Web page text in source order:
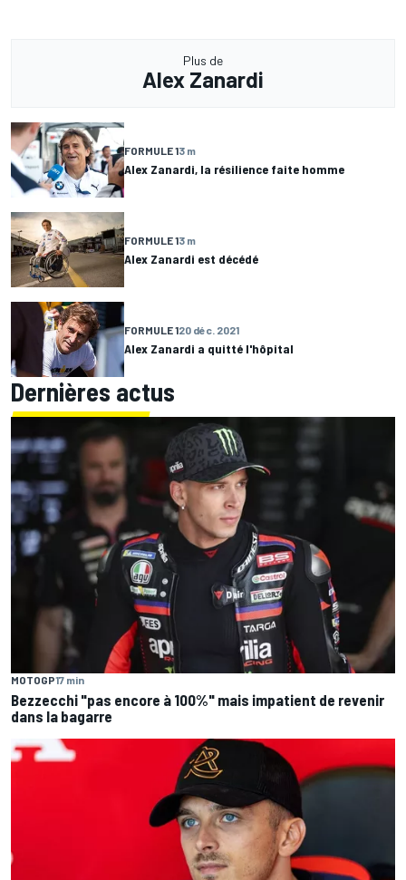
Plus de
Alex Zanardi
FORMULE 13 m
Alex Zanardi, la résilience faite homme
FORMULE 13 m
Alex Zanardi est décédé
FORMULE 120 déc. 2021
Alex Zanardi a quitté l'hôpital
Dernières actus
MOTOGP17 min
Bezzecchi "pas encore à 100%" mais impatient de revenir
dans la bagarre